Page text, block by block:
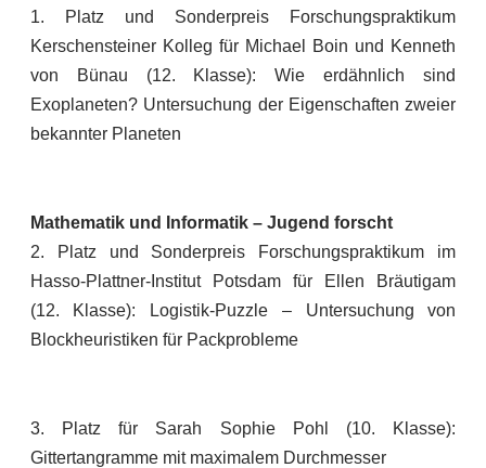
1. Platz und Sonderpreis Forschungspraktikum
Kerschensteiner Kolleg für Michael Boin und Kenneth
von Bünau (12. Klasse): Wie erdähnlich sind
Exoplaneten? Untersuchung der Eigenschaften zweier
bekannter Planeten
Mathematik und Informatik – Jugend forscht
2. Platz und Sonderpreis Forschungspraktikum im
Hasso-Plattner-Institut Potsdam für Ellen Bräutigam
(12. Klasse): Logistik-Puzzle – Untersuchung von
Blockheuristiken für Packprobleme
3. Platz für Sarah Sophie Pohl (10. Klasse):
Gittertangramme mit maximalem Durchmesser